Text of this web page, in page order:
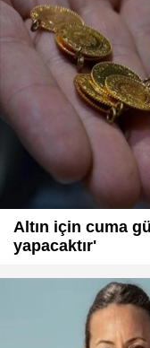
Altın için cuma
yapacaktır'